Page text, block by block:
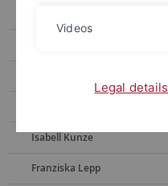
Isabell Kunze
Franziska Lepp
Videos
Legal details